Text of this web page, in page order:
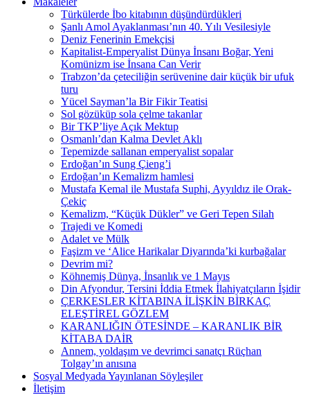
Türkülerde İbo kitabının düşündürdükleri
Şanlı Amol Ayaklanması’nın 40. Yılı Vesilesiyle
Deniz Fenerinin Emekçisi
Kapitalist-Emperyalist Dünya İnsanı Boğar, Yeni
Komünizm ise İnsana Can Verir
Trabzon’da çeteciliğin serüvenine dair küçük bir ufuk
turu
Yücel Sayman’la Bir Fikir Teatisi
Sol gözüküp sola çelme takanlar
Bir TKP’liye Açık Mektup
Osmanlı’dan Kalma Devlet Aklı
Tepemizde sallanan emperyalist sopalar
Erdoğan’ın Sung Çieng’i
Erdoğan’ın Kemalizm hamlesi
Mustafa Kemal ile Mustafa Suphi, Ayyıldız ile Orak-
Çekiç
Kemalizm, “Küçük Dükler” ve Geri Tepen Silah
Trajedi ve Komedi
Adalet ve Mülk
Faşizm ve ‘Alice Harikalar Diyarında’ki kurbağalar
Devrim mi?
Köhnemiş Dünya, İnsanlık ve 1 Mayıs
Din Afyondur, Tersini İddia Etmek İlahiyatçıların İşidir
ÇERKESLER KİTABINA İLİŞKİN BİRKAÇ
ELEŞTİREL GÖZLEM
KARANLIĞIN ÖTESİNDE – KARANLIK BİR
KİTABA DAİR
Annem, yoldaşım ve devrimci sanatçı Rüçhan
Tolgay’ın anısına
Sosyal Medyada Yayınlanan Söyleşiler
İletişim